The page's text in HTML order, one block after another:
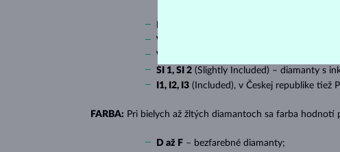
(Internally Flawless) – diamanty s
VVS 1, VVS 2
(Very Very Slightly
VS 1, VS 2
SI 1, SI 2 (Slightly Included) – diamanty s
I1, I2, I3 (Included), v Českej republike tiež
FARBA: Pri bielych až žltých diamantoch sa farba hodnotí
D až F – bezfarebné diamanty;